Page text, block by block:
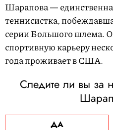
Шарапова —
теннисистка,
серии Большого шлема.
спортивную карьеру
года проживает в США.
Следите ли вы за
ДА